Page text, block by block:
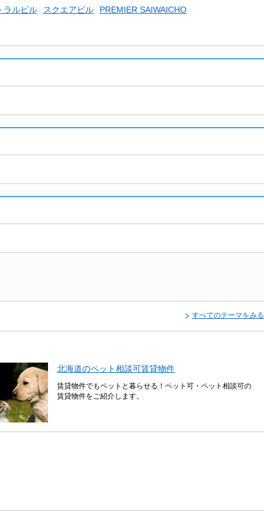
ラルビル スクエアビル
PREMIER SAIWAICHO
すべてのテーマをみる
北海道のペット相談可賃貸物件
賃貸物件でもペットと暮らせる！ペット可・ペット相談可の
賃貸物件をご紹介します。